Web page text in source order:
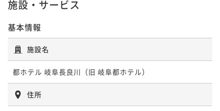
施設・サービス
基本情報
施設名
都ホテル 岐阜長良川（旧 岐阜都ホテル）
住所